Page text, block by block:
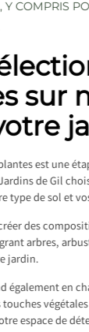
Y COMPRIS
sur
est une
de Gil
type de sol et
des
arbres,
jardin.
également en
espace de